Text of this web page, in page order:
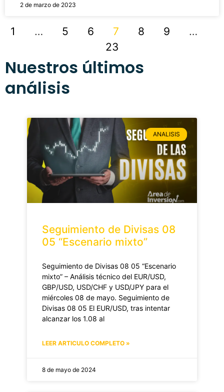
2 de marzo de 2023
1 … 5 6 7 8 9
…
23
Nuestros últimos
análisis
ANALISIS
Seguimiento de Divisas 08
05 “Escenario mixto”
Seguimiento de Divisas 08 05 “Escenario
mixto” – Análisis técnico del EUR/USD,
GBP/USD, USD/CHF y USD/JPY para el
miércoles 08 de mayo. Seguimiento de
Divisas 08 05 El EUR/USD, tras intentar
alcanzar los 1.08 al
LEER ARTICULO COMPLETO »
8 de mayo de 2024